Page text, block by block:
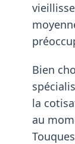
Bien
la
au